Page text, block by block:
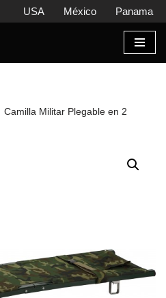
USA México Panama
Camilla Militar Plegable en 2